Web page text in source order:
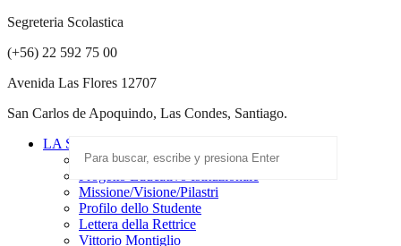
Segreteria Scolastica
(+56) 22 592 75 00
Avenida Las Flores 12707
San Carlos de Apoquindo, Las Condes, Santiago.
LA SCUOLA
Scuola Paritaria
Missione/Visione/Pilastri
Profilo dello Studente
Lettera della Rettrice
Vittorio Montiglio